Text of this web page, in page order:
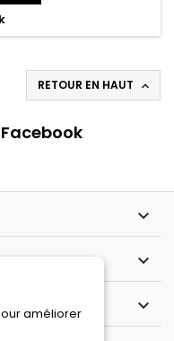
RETOUR EN HAUT 



améliorer